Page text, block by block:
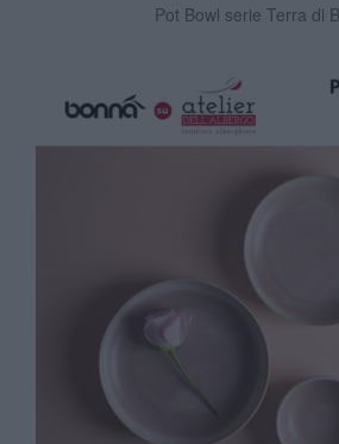
Pot Bowl serie Terra di